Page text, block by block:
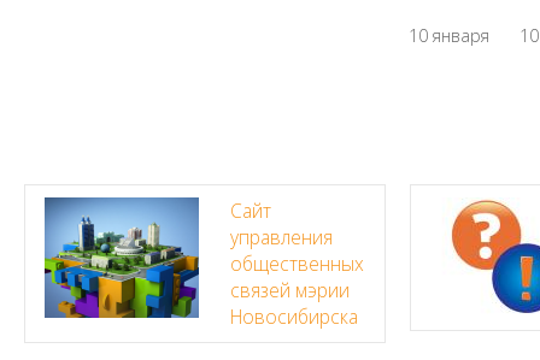
10 января
Сайт
управления
общественных
связей мэрии
Новосибирска